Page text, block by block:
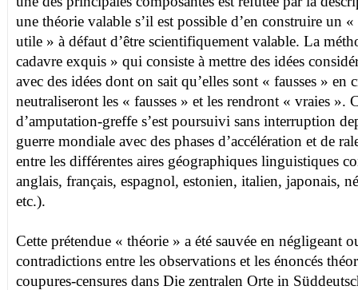
une théorie valable s’il est possible d’en construire un
utile » à défaut d’être scientifiquement valable. La
cadavre exquis » qui consiste à mettre des idées
avec des idées dont on sait qu’elles sont « fausses » en
neutraliseront les « fausses » et les rendront « vraies ».
d’amputation-greffe s’est poursuivi sans interruption
guerre mondiale avec des phases d’accélération et de
entre les différentes aires géographiques linguistiques
anglais, français, espagnol, estonien, italien, japonais,
etc.).
Cette prétendue « théorie » a été sauvée en négligeant
contradictions entre les observations et les énoncés
coupures-censures dans Die zentralen Orte in